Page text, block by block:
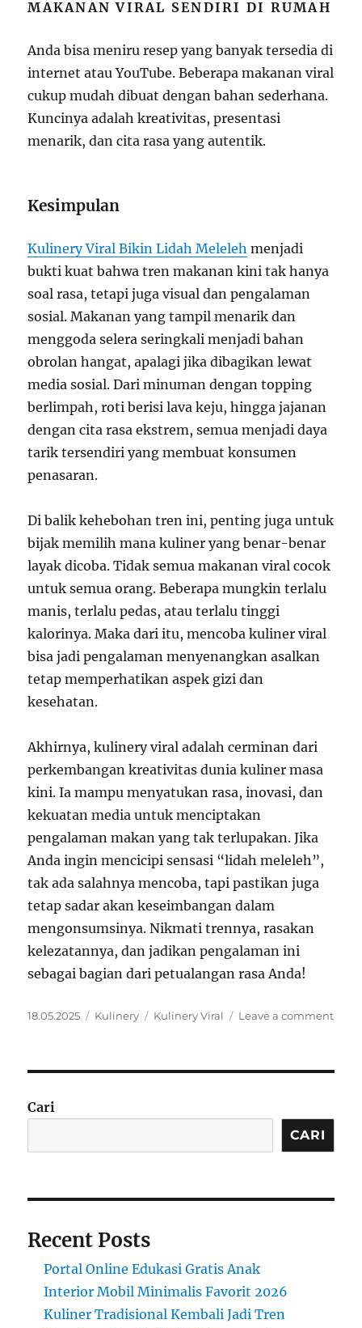
MAKANAN VIRAL SENDIRI DI RUMAH
Anda bisa meniru resep yang banyak tersedia di
internet atau YouTube. Beberapa makanan viral
cukup mudah dibuat dengan bahan sederhana.
Kuncinya adalah kreativitas, presentasi
menarik, dan cita rasa yang autentik.
Kesimpulan
Kulinery Viral Bikin Lidah Meleleh menjadi
bukti kuat bahwa tren makanan kini tak hanya
soal rasa, tetapi juga visual dan pengalaman
sosial. Makanan yang tampil menarik dan
menggoda selera seringkali menjadi bahan
obrolan hangat, apalagi jika dibagikan lewat
media sosial. Dari minuman dengan topping
berlimpah, roti berisi lava keju, hingga jajanan
dengan cita rasa ekstrem, semua menjadi daya
tarik tersendiri yang membuat konsumen
penasaran.
Di balik kehebohan tren ini, penting juga untuk
bijak memilih mana kuliner yang benar-benar
layak dicoba. Tidak semua makanan viral cocok
untuk semua orang. Beberapa mungkin terlalu
manis, terlalu pedas, atau terlalu tinggi
kalorinya. Maka dari itu, mencoba kuliner viral
bisa jadi pengalaman menyenangkan asalkan
tetap memperhatikan aspek gizi dan
kesehatan.
Akhirnya, kulinery viral adalah cerminan dari
perkembangan kreativitas dunia kuliner masa
kini. Ia mampu menyatukan rasa, inovasi, dan
kekuatan media untuk menciptakan
pengalaman makan yang tak terlupakan. Jika
Anda ingin mencicipi sensasi “lidah meleleh”,
tak ada salahnya mencoba, tapi pastikan juga
tetap sadar akan keseimbangan dalam
mengonsumsinya. Nikmati trennya, rasakan
kelezatannya, dan jadikan pengalaman ini
sebagai bagian dari petualangan rasa Anda!
Posted
18.05.2025 Categories
Kulinery Tags
Kulinery Viral Leave a commenton
Cari
CARI
Recent Posts
Portal Online Edukasi Gratis Anak
Interior Mobil Minimalis Favorit 2026
Kuliner Tradisional Kembali Jadi Tren